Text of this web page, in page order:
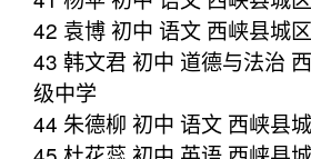
42 袁博 初中 语文 西峡县城
43 韩文君 初中 道德与法治
级中学
44 朱德柳 初中 语文 西峡县